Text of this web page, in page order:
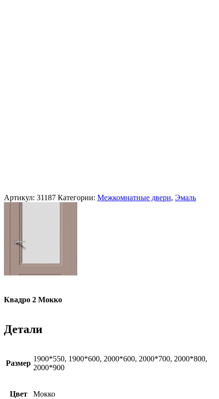
Артикул: 31187 Категории: Межкомнатные двери, Эмаль
Квадро 2 Мокко
Детали
Размер
1900*550, 1900*600, 2000*600, 2000*700, 2000*800,
2000*900
Цвет Мокко